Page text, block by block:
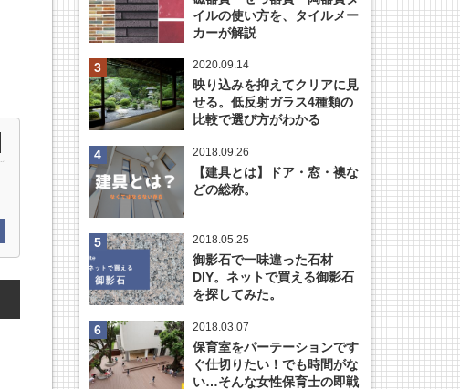
イルの使い方を、タイルメー
カーが解説
2020.09.14
映り込みを抑えてクリアに見
せる。低反射ガラス4種類の
比較で選び方がわかる
2018.09.26
【建具とは】ドア・窓・襖な
どの総称。
2018.05.25
御影石で一味違った石材
DIY。ネットで買える御影石
を探してみた。
2018.03.07
保育室をパーテーションです
ぐ仕切りたい！でも時間がな
い…そんな女性保育士の即戦